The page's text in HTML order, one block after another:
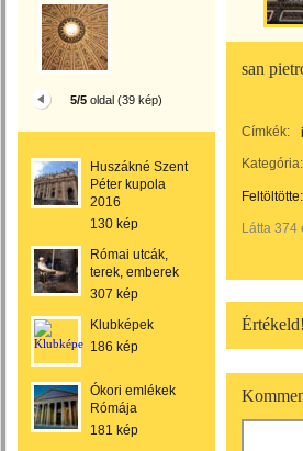
5/5 oldal (39 kép)
Huszákné Szent
Péter kupola
2016
130 kép
Római utcák,
terek, emberek
307 kép
Klubképek
186 kép
Ókori emlékek
Rómája
181 kép
san
Címkék:
Kategória:
Feltöltötte:
Látta 374
Értékeld!